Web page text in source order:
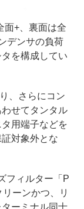
面+、裏面は全
デンサの負荷
を構成してい
、さらにコン
せてタンタル
用端子などを
対象外とな
フィルター「P
ーンかつ、リ
ーミナル同士